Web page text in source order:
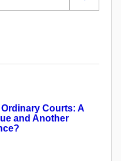
Courts: A
and Another